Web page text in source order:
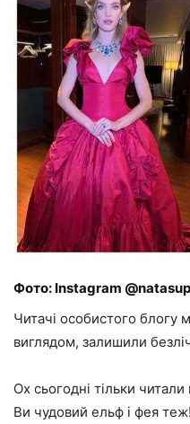
Фото: Instagram
Читачі особистого блогу
виглядом, залишили
Ох сьогодні тільки
Ви чудовий ельф і фея